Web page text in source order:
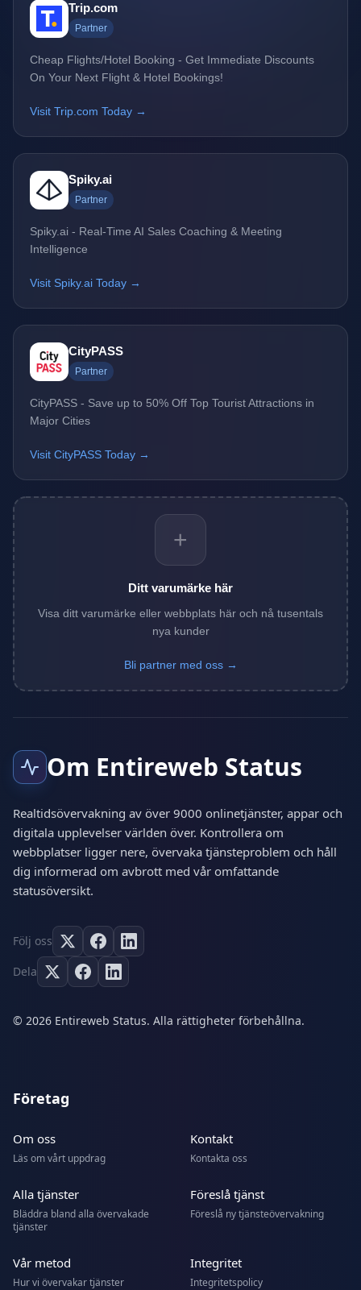
Trip.com
Partner
Cheap Flights/Hotel Booking - Get Immediate Discounts
On Your Next Flight & Hotel Bookings!
Visit Trip.com Today →
Spiky.ai
Partner
Spiky.ai - Real-Time AI Sales Coaching & Meeting
Intelligence
Visit Spiky.ai Today →
CityPASS
Partner
CityPASS - Save up to 50% Off Top Tourist Attractions in
Major Cities
Visit CityPASS Today →
+
Ditt varumärke här
Visa ditt varumärke eller webbplats här och nå tusentals
nya kunder
Bli partner med oss →
Om Entireweb Status
Realtidsövervakning av över 9000 onlinetjänster, appar och
digitala upplevelser världen över. Kontrollera om
webbplatser ligger nere, övervaka tjänsteproblem och håll
dig informerad om avbrott med vår omfattande
statusöversikt.
Följ oss
Dela
© 2026 Entireweb Status. Alla rättigheter förbehållna.
Företag
Om oss
Läs om vårt uppdrag
Kontakt
Kontakta oss
Alla tjänster
Bläddra bland alla övervakade
tjänster
Föreslå tjänst
Föreslå ny tjänsteövervakning
Vår metod
Hur vi övervakar tjänster
Integritet
Integritetspolicy